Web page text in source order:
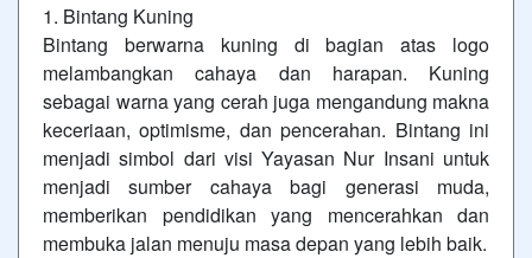
1. Bintang Kuning
Bintang berwarna kuning di bagian atas logo
melambangkan cahaya dan harapan. Kuning
sebagai warna yang cerah juga mengandung makna
keceriaan, optimisme, dan pencerahan. Bintang ini
menjadi simbol dari visi Yayasan Nur Insani untuk
menjadi sumber cahaya bagi generasi muda,
memberikan pendidikan yang mencerahkan dan
membuka jalan menuju masa depan yang lebih baik.